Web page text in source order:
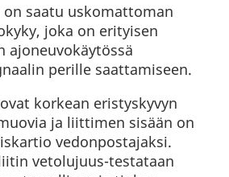
on saatu uskomattoman
joka on erityisen
ajoneuvokäytössä
perille saattamiseen.
korkean eristyskyvyn
ja liittimen sisään on
vedonpostajaksi.
vetolujuus-testataan